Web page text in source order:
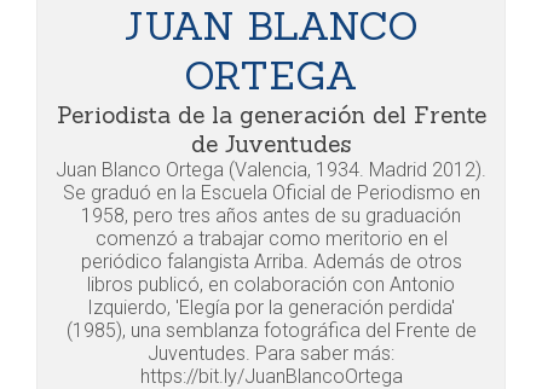
JUAN BLANCO
ORTEGA
Periodista de la generación del Frente
de Juventudes
Juan Blanco Ortega (Valencia, 1934. Madrid 2012).
Se graduó en la Escuela Oficial de Periodismo en
1958, pero tres años antes de su graduación
comenzó a trabajar como meritorio en el
periódico falangista Arriba. Además de otros
libros publicó, en colaboración con Antonio
Izquierdo, 'Elegía por la generación perdida'
(1985), una semblanza fotográfica del Frente de
Juventudes. Para saber más:
https://bit.ly/JuanBlancoOrtega